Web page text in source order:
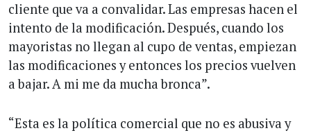
cliente que va a convalidar. Las empresas hacen el
intento de la modificación. Después, cuando los
mayoristas no llegan al cupo de ventas, empiezan
las modificaciones y entonces los precios vuelven
a bajar. A mi me da mucha bronca”.
“Esta es la política comercial que no es abusiva y